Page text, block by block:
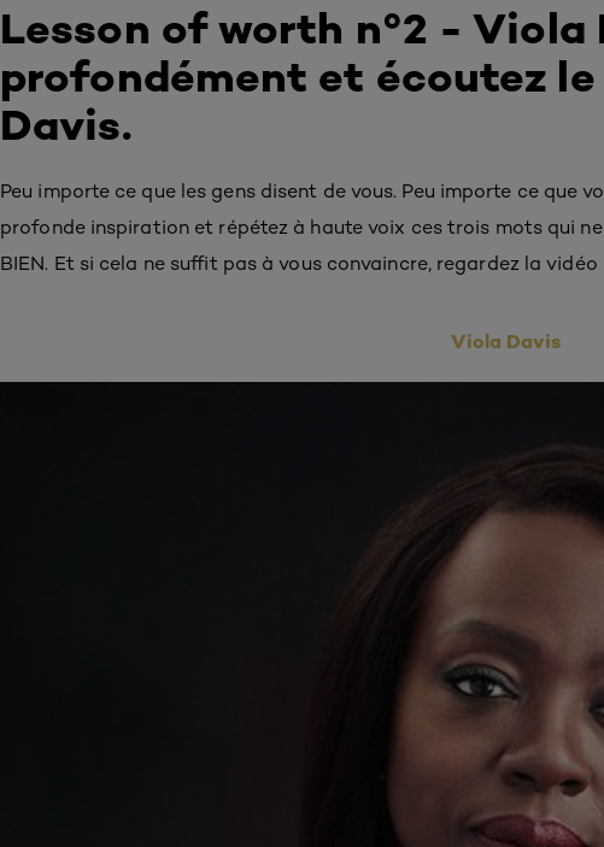
Lesson of worth n°2 - Viola
profondément et écoutez
Davis.
Peu importe ce que les gens disent de vous. Peu importe ce que
profonde inspiration et répétez à haute voix ces trois mots qui ne
BIEN. Et si cela ne suffit pas à vous convaincre, regardez la vidéo
Viola Davis